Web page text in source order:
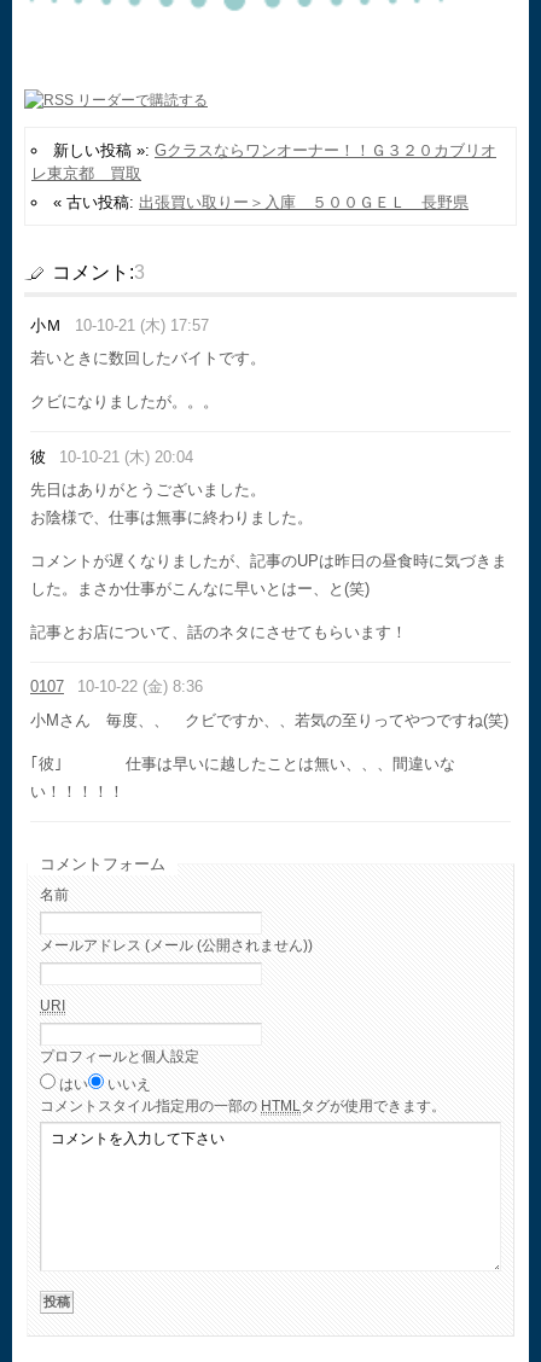
新しい投稿 »: Gクラスならワンオーナー！！Ｇ３２０カブリオ
レ東京都 買取
« 古い投稿: 出張買い取りー＞入庫 ５００ＧＥＬ 長野県
コメント:3
小Ｍ
10-10-21 (木) 17:57
若いときに数回したバイトです。
クビになりましたが。。。
彼
10-10-21 (木) 20:04
先日はありがとうございました。
お陰様で、仕事は無事に終わりました。
コメントが遅くなりましたが、記事のUPは昨日の昼食時に気づきま
した。まさか仕事がこんなに早いとはー、と(笑)
記事とお店について、話のネタにさせてもらいます！
0107
10-10-22 (金) 8:36
小Mさん 毎度、、 クビですか、、若気の至りってやつですね(笑)
｢彼｣ 仕事は早いに越したことは無い、、、間違いな
い！！！！！
コメントフォーム
名前
メールアドレス (メール (公開されません))
URI
プロフィールと個人設定
はい
いいえ
コメント スタイル指定用の一部の HTML タグが使用できます。